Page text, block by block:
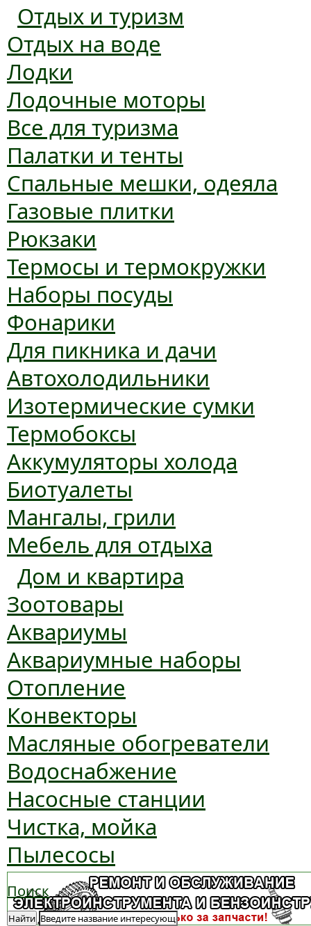
Отдых и туризм
Отдых на воде
Лодки
Лодочные моторы
Все для туризма
Палатки и тенты
Спальные мешки, одеяла
Газовые плитки
Рюкзаки
Термосы и термокружки
Наборы посуды
Фонарики
Для пикника и дачи
Автохолодильники
Изотермические сумки
Термобоксы
Аккумуляторы холода
Биотуалеты
Мангалы, грили
Мебель для отдыха
Дом и квартира
Зоотовары
Аквариумы
Аквариумные наборы
Отопление
Конвекторы
Масляные обогреватели
Водоснабжение
Насосные станции
Чистка, мойка
Пылесосы
Поиск
Найти